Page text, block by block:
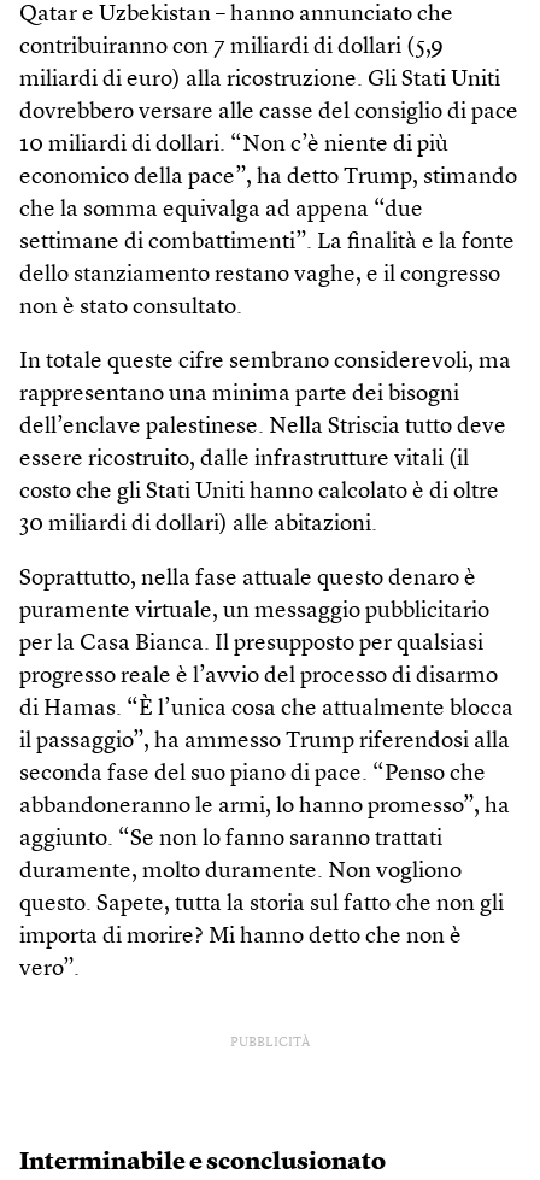
Qatar e Uzbekistan – hanno annunciato che
contribuiranno con 7 miliardi di dollari (5,9
miliardi di euro) alla ricostruzione. Gli Stati Uniti
dovrebbero versare alle casse del consiglio di pace
10 miliardi di dollari. “Non c’è niente di più
economico della pace”, ha detto Trump, stimando
che la somma equivalga ad appena “due
settimane di combattimenti”. La finalità e la fonte
dello stanziamento restano vaghe, e il congresso
non è stato consultato.
In totale queste cifre sembrano considerevoli, ma
rappresentano una minima parte dei bisogni
dell’enclave palestinese. Nella Striscia tutto deve
essere ricostruito, dalle infrastrutture vitali (il
costo che gli Stati Uniti hanno calcolato è di oltre
30 miliardi di dollari) alle abitazioni.
Soprattutto, nella fase attuale questo denaro è
puramente virtuale, un messaggio pubblicitario
per la Casa Bianca. Il presupposto per qualsiasi
progresso reale è l’avvio del processo di disarmo
di Hamas. “È l’unica cosa che attualmente blocca
il passaggio”, ha ammesso Trump riferendosi alla
seconda fase del suo piano di pace. “Penso che
abbandoneranno le armi, lo hanno promesso”, ha
aggiunto. “Se non lo fanno saranno trattati
duramente, molto duramente. Non vogliono
questo. Sapete, tutta la storia sul fatto che non gli
importa di morire? Mi hanno detto che non è
vero”.
PUBBLICITÀ
Interminabile e sconclusionato